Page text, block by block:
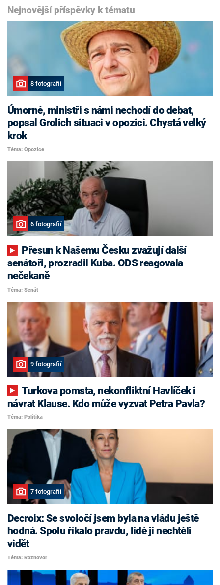
Nejnovější příspěvky k tématu
8 fotografií
Úmorné, ministři s námi nechodí do debat,
popsal Grolich situaci v opozici. Chystá velký
krok
Téma: Opozice
6 fotografií
senátoři, prozradil Kuba. ODS reagovala
nečekaně
Téma: Senát
9 fotografií
Turkova pomsta, nekonfliktní Havlíček i
návrat Klause. Kdo může vyzvat Petra Pavla?
Téma: Politika
7 fotografií
Decroix: Se svoločí jsem byla na vládu ještě
hodná. Spolu říkalo pravdu, lidé ji nechtěli
vidět
Téma: Rozhovor